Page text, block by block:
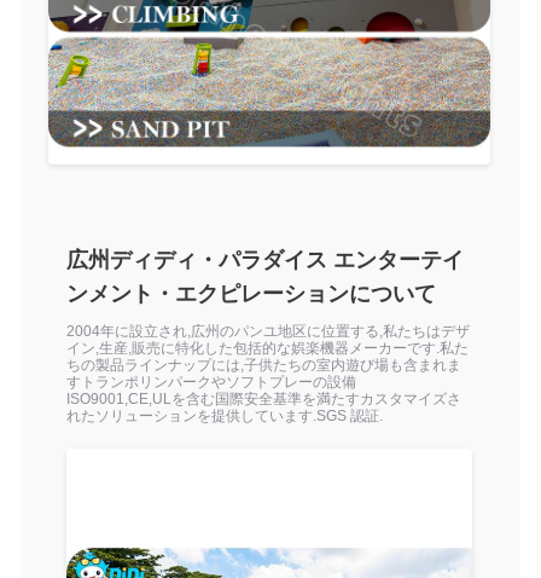
広州ディディ・パラダイス エンターテイ
ンメント・エクピレーションについて
2004年に設立され,広州のパンユ地区に位置する,私たちはデザ
イン,生産,販売に特化した包括的な娯楽機器メーカーです.私た
ちの製品ラインナップには,子供たちの室内遊び場も含まれま
すトランポリンパークやソフトプレーの設備
ISO9001,CE,ULを含む国際安全基準を満たすカスタマイズさ
れたソリューションを提供しています.SGS 認証.